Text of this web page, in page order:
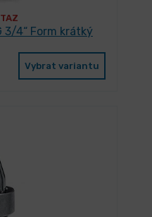
3/4“ Form krátký
Vybrat variantu